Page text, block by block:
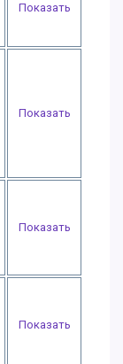
Показать
Показать
Показать
Показать